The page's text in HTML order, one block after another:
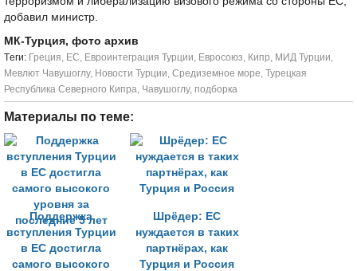
добавил министр.
МК-Турция, фото архив
Tеги: Греция, ЕС, Евроинтеграция Турции, Евросоюз, Кипр, МИД Турции,
Мевлют Чавушоглу, Новости Турции, Средиземное море, Турецкая
Республика Северного Кипра, Чавушоглу, подборка
Материалы по теме:
Поддержка
вступления Турции
в ЕС достигла
самого высокого
Шрёдер: ЕС
нуждается в таких
партнёрах, как
Турция и Россия